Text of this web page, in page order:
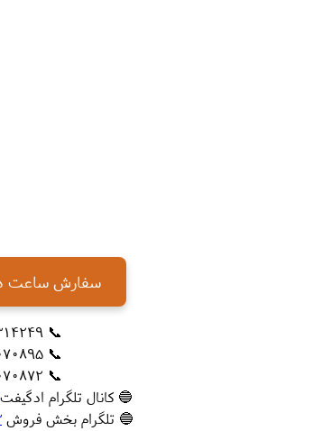
سفارش ساعت
📞 09197314249
📞 02186070895
📞 02186070872
🔵 کانال تلگرام ادگیفت
🔵 تلگرام بخش فروش